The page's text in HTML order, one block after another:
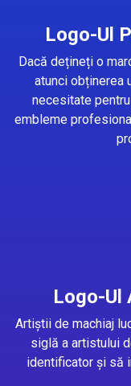
Logo-Ul
Dacă dețineți o
atunci obținerea
necesitate
embleme
Logo-Ul
Artiștii de machiaj
siglă a artistului
identificator și să